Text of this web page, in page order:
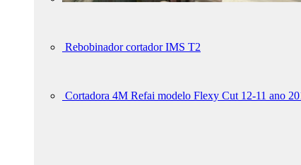
Rebobinador cortador IMS T2
Cortadora 4M Refai modelo Flexy Cut 12-11 ano